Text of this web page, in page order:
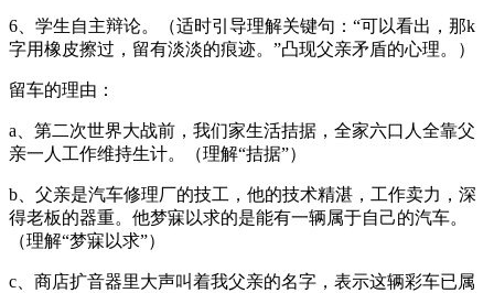
6、学生自主辩论。（适时引导理解关键句：“可以看出，那k
字用橡皮擦过，留有淡淡的痕迹。”凸现父亲矛盾的心理。）
留车的理由：
a、第二次世界大战前，我们家生活拮据，全家六口人全靠父
亲一人工作维持生计。（理解“拮据”）
b、父亲是汽车修理厂的技工，他的技术精湛，工作卖力，深
得老板的器重。他梦寐以求的是能有一辆属于自己的汽车。
（理解“梦寐以求”）
c、商店扩音器里大声叫着我父亲的名字，表示这辆彩车已属